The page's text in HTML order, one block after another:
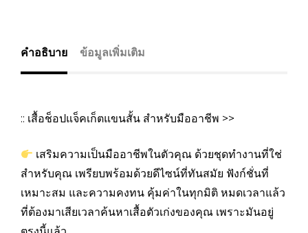
คำอธิบาย ข้อมูลเพิ่มเติม
:: เสื้อช็อปแจ็คเก็ตแขนสั้น สำหรับมืออาชีพ >>
เสริมความเป็นมืออาชีพในตัวคุณ ด้วยชุดทำงานที่ใช่
สำหรับคุณ เพรียบพร้อมด้วยดีไซน์ที่ทันสมัย ฟังก์ชั่นที่
เหมาะสม และความคงทน คุ้มค่าในทุกมิติ หมดเวลาแล้ว
ที่ต้องมาเสียเวลาค้นหาเสื้อตัวเก่งของคุณ เพราะมันอยู่